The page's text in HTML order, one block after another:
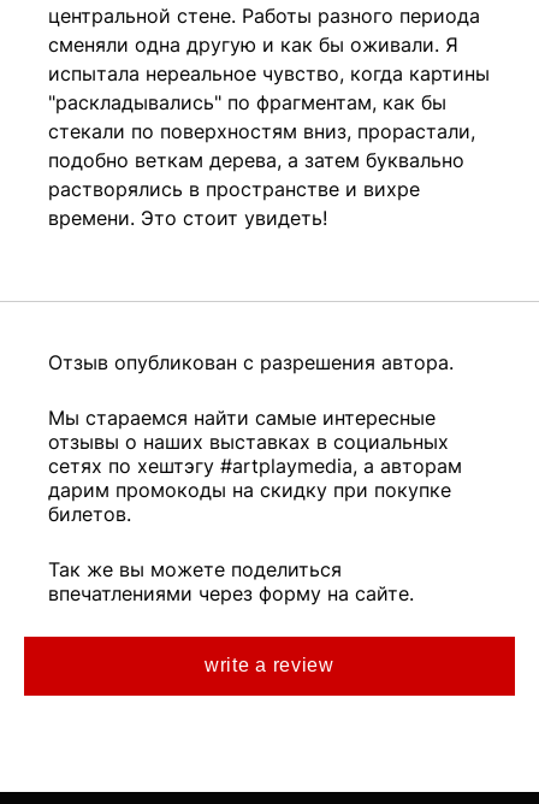
центральной стене. Работы разного периода
сменяли одна другую и как бы оживали. Я
испытала нереальное чувство, когда картины
"раскладывались" по фрагментам, как бы
стекали по поверхностям вниз, прорастали,
подобно веткам дерева, а затем буквально
растворялись в пространстве и вихре
времени. Это стоит увидеть!
Отзыв опубликован с разрешения автора.
Мы стараемся найти самые интересные
отзывы о наших выставках в социальных
сетях по хештэгу #artplaymedia, а авторам
дарим промокоды на скидку при покупке
билетов.
Так же вы можете поделиться
впечатлениями через форму на сайте.
write a review